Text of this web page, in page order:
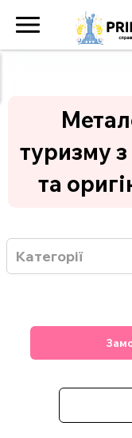
туризму
та
Категорії